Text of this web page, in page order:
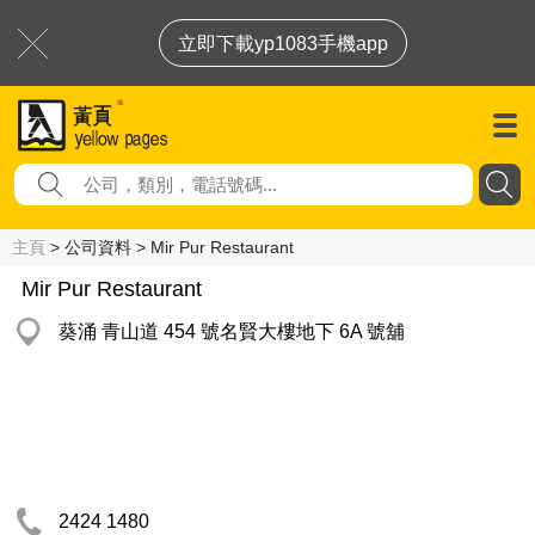
立即下載yp1083手機app
主頁 > 公司資料 > Mir Pur Restaurant
Mir Pur Restaurant
葵涌 青山道 454 號名賢大樓地下 6A 號舖
2424 1480